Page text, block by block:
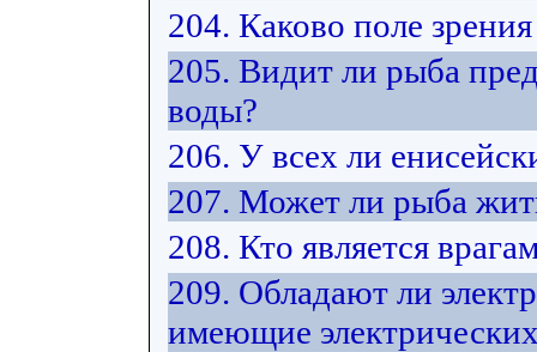
204. Каково поле
205. Видит ли рыба
воды?
206. У всех ли
207. Может ли рыба
208. Кто является
209. Обладают ли
имеющие